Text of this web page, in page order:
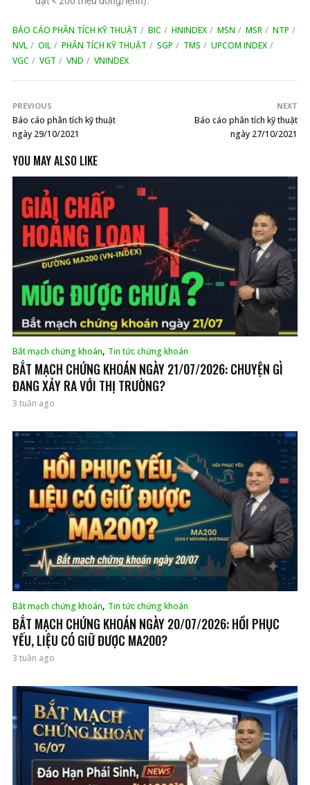
BÁO CÁO PHÂN TÍCH KỸ THUẬT BIC HNINDEX MSN MSR
NTP
NVL
OIL PHÂN TÍCH KỸ THUẬT SGP TMS
UPCOM INDEX
VGC
VGT VND VNINDEX
PREVIOUS
Báo cáo phân tích kỹ thuật
ngày 29/10/2021
NEXT
Báo cáo phân tích kỹ thuật
ngày 27/10/2021
YOU MAY ALSO LIKE
Bắt mạch chứng khoán, Tin tức chứng khoán
BẮT MẠCH CHỨNG KHOÁN NGÀY 21/07/2026: CHUYỆN GÌ
ĐANG XẢY RA VỚI THỊ TRƯỜNG?
3 tuần ago
Bắt mạch chứng khoán, Tin tức chứng khoán
BẮT MẠCH CHỨNG KHOÁN NGÀY 20/07/2026: HỒI PHỤC
YẾU, LIỆU CÓ GIỮ ĐƯỢC MA200?
3 tuần ago